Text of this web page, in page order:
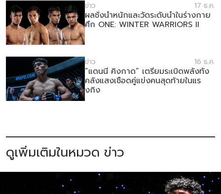
ข่าว 17 ธ.ค.
ผลชั่งน้ำหนักและวัดระดับน้ำในร่างกาย
ศึก ONE: WINTER WARRIORS II
ข่าว 16 ธ.ค.
“แดนนี คิงกาด” เตรียมระเบิดพลังทั้ง
คลังแสงเชือดคู่แข่งคนสุดท้ายในแร
งกิง
ดูเพิ่มเติมในหมวด ข่าว